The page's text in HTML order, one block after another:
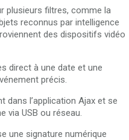
plusieurs filtres, comme la
reconnus par intelligence
des dispositifs vidéo
direct à une date et une
précis.
dans l’application Ajax et se
via USB ou réseau.
une signature numérique